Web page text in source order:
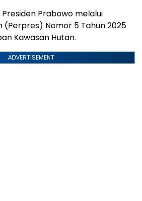
Prabowo melalui
(Perpres) Nomor 5 Tahun 2025
Kawasan Hutan.
ADVERTISEMENT